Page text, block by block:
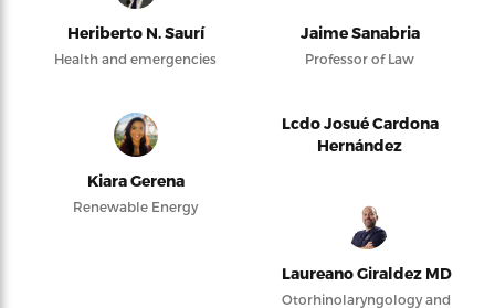
Heriberto N. Saurí
Health and emergencies
Jaime Sanabria
Professor of Law
Kiara Gerena
Renewable Energy
Lcdo Josué Cardona
Hernández
Laureano Giraldez MD
Otorhinolaryngology and